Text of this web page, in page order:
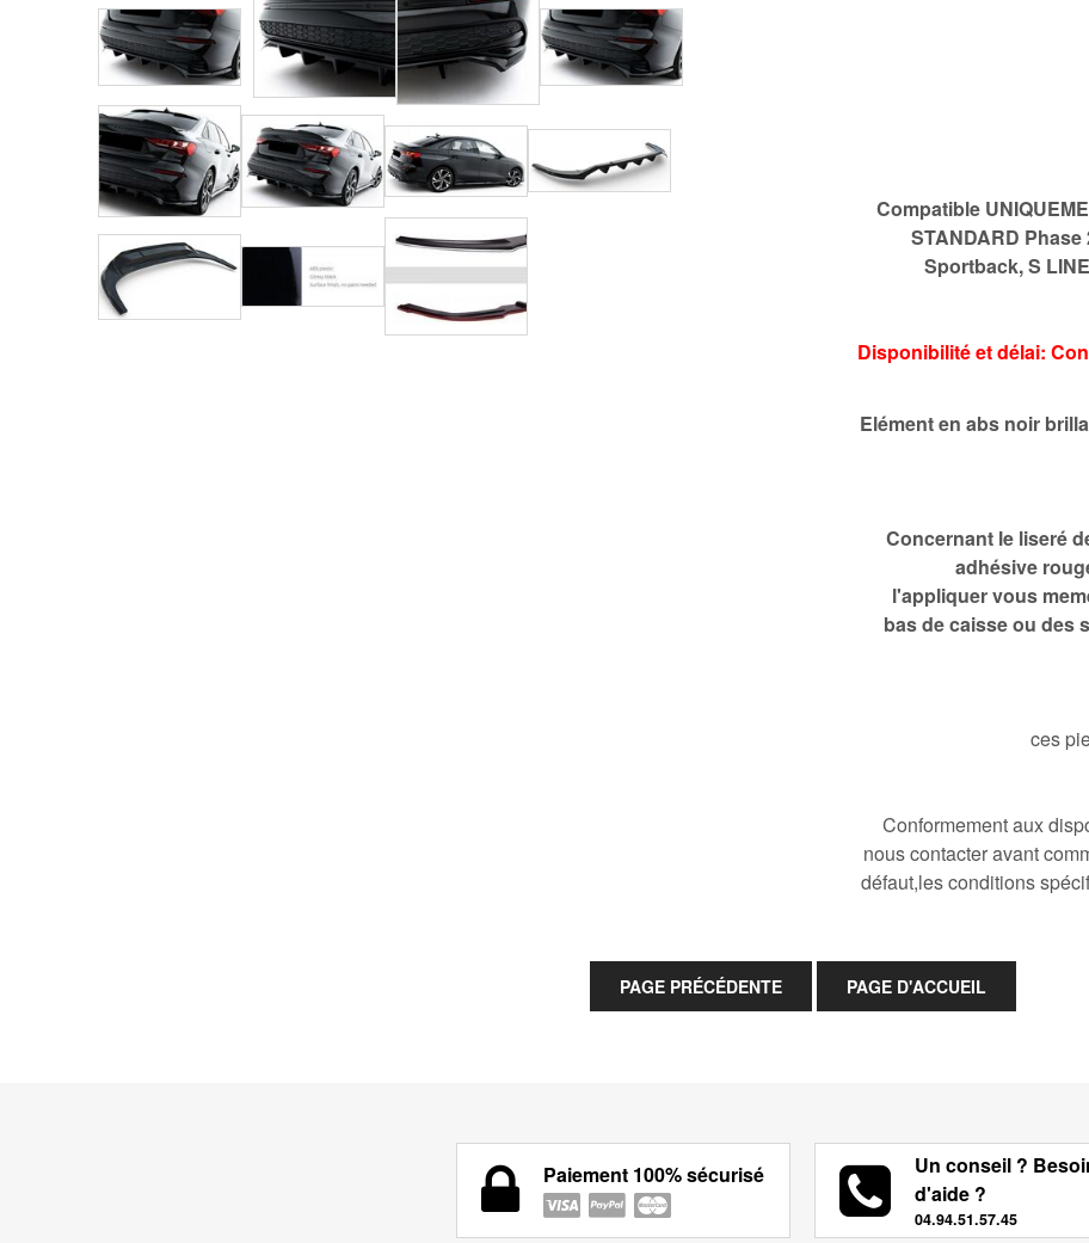
Compatible
STANDARD
Sportback, S
Disponibilité et délai:
Elément en abs noir
Concernant le liseré
adhésive
l'appliquer vous
bas de caisse ou des
ces
Conformement aux
nous contacter avant
défaut,les conditions
Paiement 100% sécurisé
Un conseil ?
d'aide ?
04.94.51.57.45